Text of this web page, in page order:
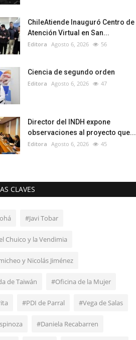
ChileAtiende Inauguró Centro de
Atención Virtual en San...
Editora Agosto 6, 2026 56
Ciencia de segundo orden
Editora Agosto 6, 2026 47
Director del INDH expone
observaciones al proyecto que...
Editora Agosto 6, 2026 45
CLAVES
#Javi Tobar
Chuico y la Vendimia
y Nicolás Jiménez
de Taiwán #Oficina de la Mujer
#PDI de Parral #Vega de Salas
#Daniela Recabarren